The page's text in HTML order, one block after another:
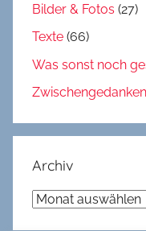
Bilder & Fotos (27)
Texte (66)
Was sonst noch
Zwischengedanken
Archiv
Archiv